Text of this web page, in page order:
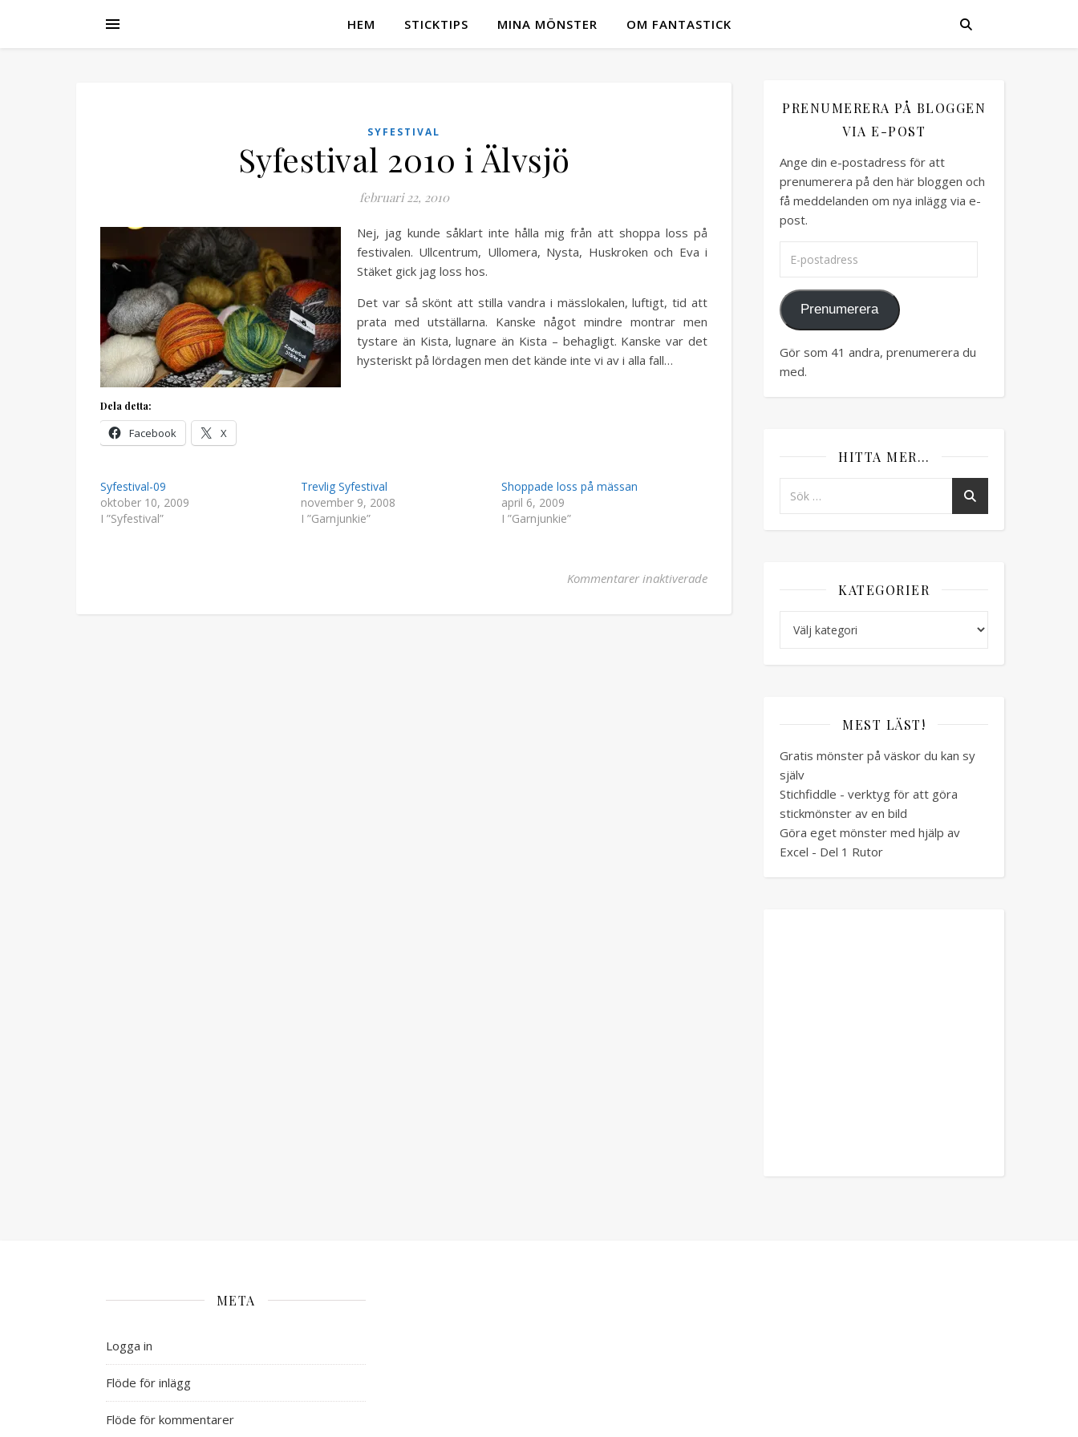
HEM STICKTIPS MINA MÖNSTER OM FANTASTICK
SYFESTIVAL
Syfestival 2010 i Älvsjö
februari 22, 2010
Nej, jag kunde såklart inte hålla mig från att shoppa loss på
festivalen. Ullcentrum, Ullomera, Nysta, Huskroken och Eva i
Stäket gick jag loss hos.
Det var så skönt att stilla vandra i mässlokalen, luftigt, tid att
prata med utställarna. Kanske något mindre montrar men
tystare än Kista, lugnare än Kista – behagligt. Kanske var det
hysteriskt på lördagen men det kände inte vi av i alla fall…
Dela detta:
Facebook X
Syfestival-09
oktober 10, 2009
I ”Syfestival”
Trevlig Syfestival
november 9, 2008
I ”Garnjunkie”
Shoppade loss på mässan
april 6, 2009
I ”Garnjunkie”
Kommentarer inaktiveradeför Syfestival 2010 i Älvsjö
PRENUMERERA PÅ BLOGGEN
VIA E-POST
Ange din e-postadress för att
prenumerera på den här bloggen och
få meddelanden om nya inlägg via e-
post.
Prenumerera
Gör som 41 andra, prenumerera du
med.
HITTA MER…
KATEGORIER
MEST LÄST!
Gratis mönster på väskor du kan sy
själv
Stichfiddle - verktyg för att göra
stickmönster av en bild
Göra eget mönster med hjälp av
Excel - Del 1 Rutor
META
Logga in
Flöde för inlägg
Flöde för kommentarer